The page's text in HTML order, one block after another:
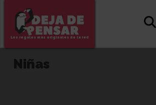
Los regalos más originales de la red
Niñas